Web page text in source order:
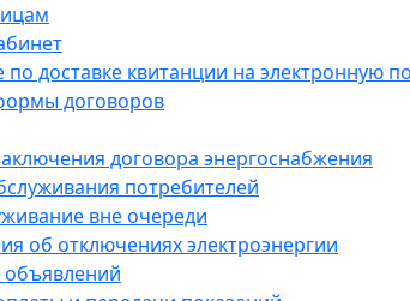
по доставке квитанции на электронную
договоров
договора энергоснабжения
потребителей
вне очереди
об отключениях электроэнергии
объявлений